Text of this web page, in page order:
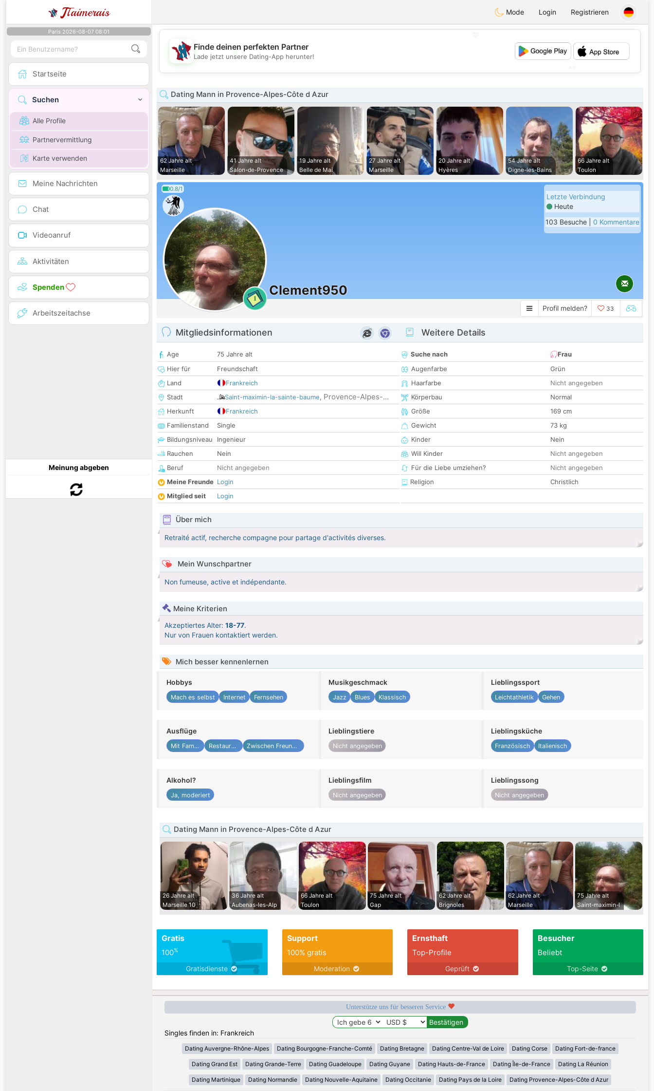
JTaimerais Mode Login Registrieren
Paris 2026-08-07 08:01
Startseite
Suchen
Alle Profile
Partnervermittlung
Karte verwenden
Meine Nachrichten
Chat
Videoanruf
Aktivitäten
Spenden
Arbeitszeitachse
Meinung abgeben
💖
💕
💕
Finde deinen perfekten Partner
Lade jetzt unsere Dating-App herunter!
Dating Mann in Provence-Alpes-Côte d Azur
62 Jahre alt
Marseille
41 Jahre alt
Salon-de-Provence
19 Jahre alt
Belle de Mai
27 Jahre alt
Marseille
20 Jahre alt
Hyères
54 Jahre alt
Digne-les-Bains
66 Jahre alt
Toulon
0.8/1
1
Clement950
Letzte Verbindung
Heute
103 Besuche | 0 Kommentare
Profil melden? 33
Mitgliedsinformationen
Age
75 Jahre alt
Hier für
Freundschaft
Land
Frankreich
Stadt
Saint-maximin-la-sainte-baume, Provence-Alpes-...
Herkunft
Frankreich
Familienstand
Single
Bildungsniveau
Ingenieur
Rauchen
Nein
Beruf
Nicht angegeben
Meine Freunde Login
Mitglied seit
Login
Weitere Details
Suche nach
Frau
Augenfarbe
Grün
Haarfarbe
Nicht angegeben
Körperbau
Normal
Größe
169 cm
Gewicht
73 kg
Kinder
Nein
Will Kinder
Nicht angegeben
Für die Liebe umziehen?
Nicht angegeben
Religion
Christlich
Über mich
Retraité actif, recherche compagne pour partage d'activités diverses.
Mein Wunschpartner
Non fumeuse, active et indépendante.
Meine Kriterien
Akzeptiertes Alter: 18-77.
Nur von Frauen kontaktiert werden.
Mich besser kennenlernen
Hobbys
Mach es selbst Internet Fernsehen
Musikgeschmack
Jazz Blues Klassisch
Lieblingssport
Leichtathletik Gehen
Ausflüge
Mit Familie Restaurant Zwischen Freunden
Lieblingstiere
Nicht angegeben
Lieblingsküche
Französisch Italienisch
Alkohol?
Ja, moderiert
Lieblingsfilm
Nicht angegeben
Lieblingssong
Nicht angegeben
Dating Mann in Provence-Alpes-Côte d Azur
26 Jahre alt
Marseille 10
36 Jahre alt
Aubenas-les-Alp
66 Jahre alt
Toulon
75 Jahre alt
Gap
62 Jahre alt
Brignoles
62 Jahre alt
Marseille
75 Jahre alt
Saint-maximin-l
Gratis
100%
Gratisdienste
Support
100% gratis
Moderation
Ernsthaft
Top-Profile
Geprüft
Besucher
Beliebt
Top-Seite
Unterstütze uns für besseren Service
Singles finden in: Frankreich
Dating Auvergne-Rhône-Alpes Dating Bourgogne-Franche-Comté Dating Bretagne Dating Centre-Val de Loire Dating Corse Dating Fort-de-france
Dating Grand Est Dating Grande-Terre Dating Guadeloupe Dating Guyane Dating Hauts-de-France Dating Île-de-France Dating La Réunion
Dating Martinique Dating Normandie Dating Nouvelle-Aquitaine Dating Occitanie Dating Pays de la Loire Dating Provence-Alpes-Côte d Azur